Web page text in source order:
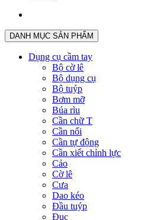
DANH MỤC SẢN PHẨM
Dụng cụ cầm tay
Bộ cờ lê
Bộ dụng cụ
Bộ tuýp
Bơm mỡ
Búa rìu
Cần chữ T
Cần nối
Cần tự động
Cần xiết chỉnh lực
Cảo
Cờ lê
Cưa
Dao kéo
Đầu tuýp
Đục